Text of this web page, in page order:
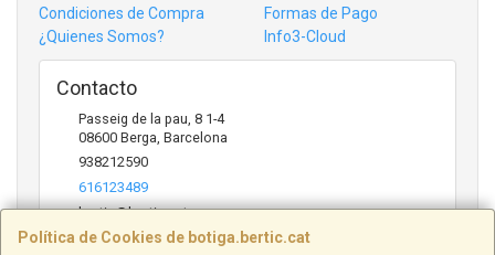
Política de Cookies de botiga.bertic.cat
Condiciones de Compra
Formas de Pago
¿Quienes Somos?
Info3-Cloud
Contacto
Passeig de la pau, 8 1-4
08600 Berga, Barcelona
938212590
616123489
bertic@bertic.cat